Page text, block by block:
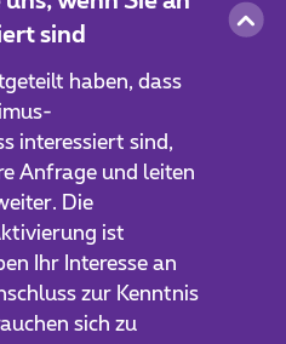
sind
haben, dass
interessiert sind,
Anfrage und leiten
Die
ist
Ihr Interesse an
zur Kenntnis
sich zu